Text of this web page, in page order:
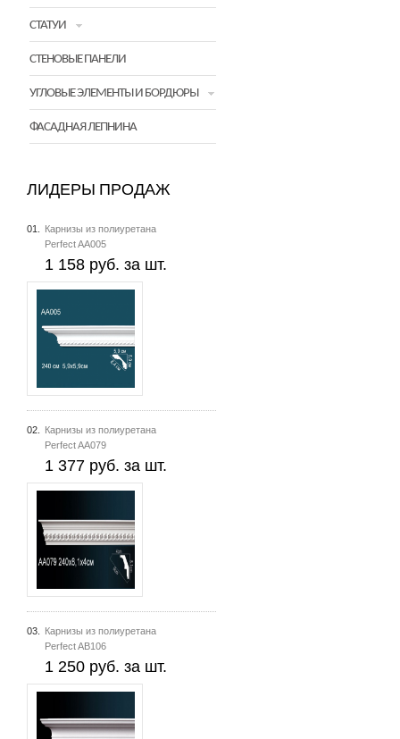
СТАТУИ
СТЕНОВЫЕ ПАНЕЛИ
УГЛОВЫЕ ЭЛЕМЕНТЫ И БОРДЮРЫ
ФАСАДНАЯ ЛЕПНИНА
ЛИДЕРЫ ПРОДАЖ
01.
Карнизы из полиуретана
Perfect AA005
1 158 руб. за шт.
02.
Карнизы из полиуретана
Perfect AA079
1 377 руб. за шт.
03.
Карнизы из полиуретана
Perfect AB106
1 250 руб. за шт.